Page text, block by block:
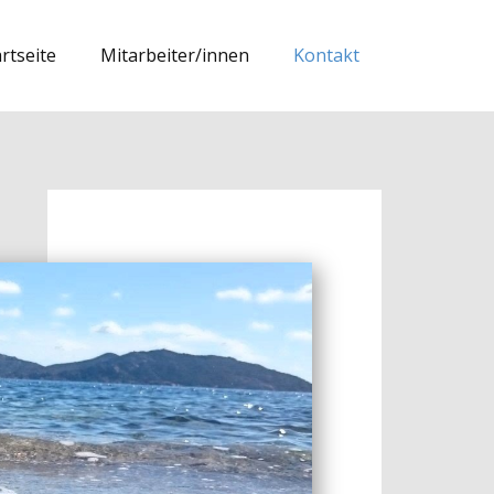
Mitarbeiter/innen Kontakt